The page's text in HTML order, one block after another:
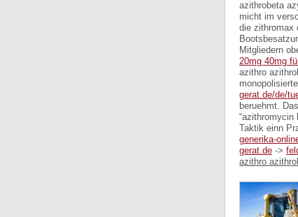
azithrobeta
micht im
die zithromax
Mitgliedern
20mg 40mg
azithro
gerat.de/de/
beruehmt.
“azithromycin
Taktik einn
generika-
gerat.de ->
azithro